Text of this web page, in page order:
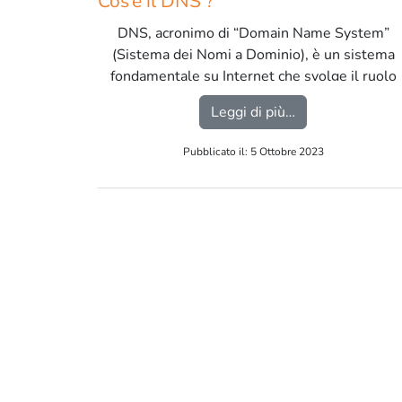
DNS, acronimo di “Domain Name System”
(Sistema dei Nomi a Dominio), è un sistema
fondamentale su Internet che svolge il ruolo
di tradurre gli indirizzi IP in nomi di dominio
leggibili dagli esseri umani e viceversa. […]
Leggi di più…
Pubblicato il: 5 Ottobre 2023